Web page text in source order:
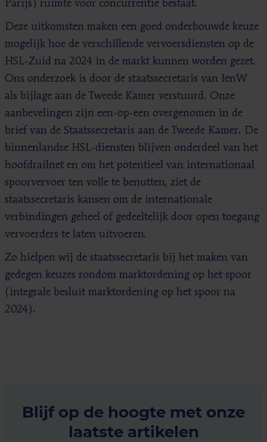
Parijs) ruimte voor concurrentie bestaat.
Deze uitkomsten maken een goed onderbouwde keuze
mogelijk hoe de verschillende vervoersdiensten op de
HSL-Zuid na 2024 in de markt kunnen worden gezet.
Ons onderzoek is door de staatssecretaris van IenW
als bijlage aan de Tweede Kamer verstuurd. Onze
aanbevelingen zijn een-op-een overgenomen in de
brief van de Staatssecretaris aan de Tweede Kamer. De
binnenlandse HSL-diensten blijven onderdeel van het
hoofdrailnet en om het potentieel van internationaal
spoorvervoer ten volle te benutten, ziet de
staatssecretaris kansen om de internationale
verbindingen geheel of gedeeltelijk door open toegang
vervoerders te laten uitvoeren.
Zo hielpen wij de staatssecretaris bij het maken van
gedegen keuzes rondom marktordening op het spoor
(integrale besluit marktordening op het spoor na
2024).
Blijf op de hoogte met onze
laatste artikelen